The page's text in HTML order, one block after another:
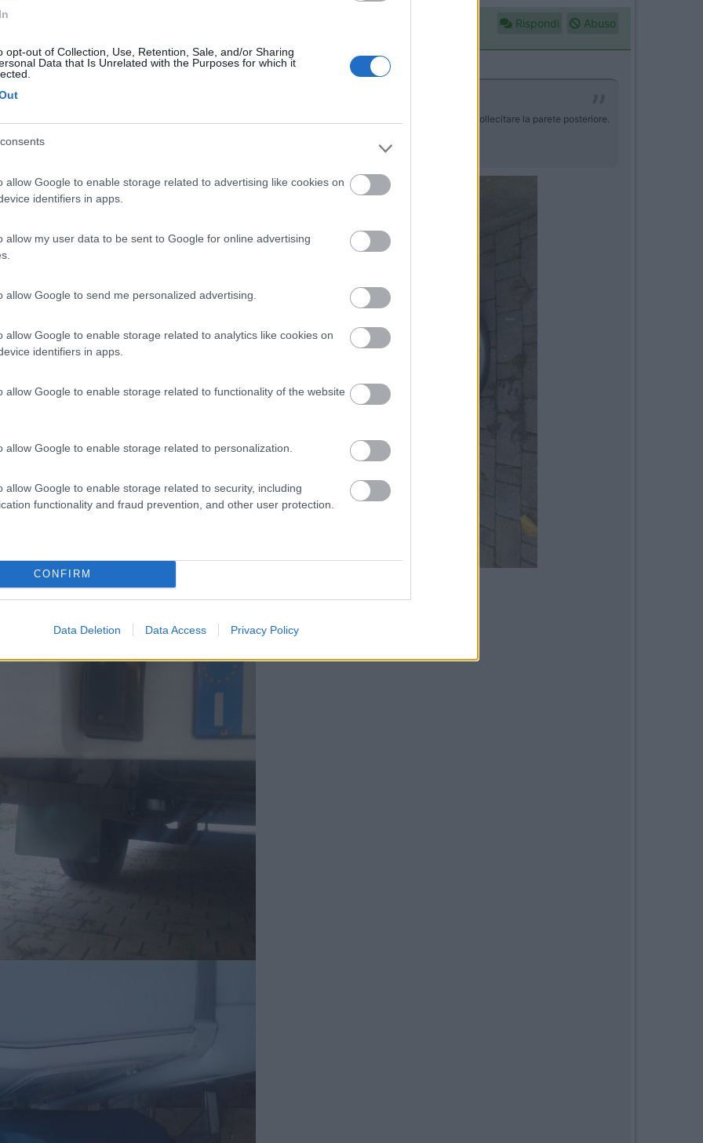
opt-out of Collection, Use, Retention, Sale, and/or Sharing
Data that Is Unrelated with the Purposes for which it
allow Google to enable storage related to advertising like cookies on
identifiers in apps.
allow my user data to be sent to Google for online advertising
allow Google to send me personalized advertising.
allow Google to enable storage related to analytics like cookies on
identifiers in apps.
allow Google to enable storage related to functionality of the website
allow Google to enable storage related to personalization.
allow Google to enable storage related to security, including
functionality and fraud prevention, and other user protection.
CONFIRM
Data Deletion Data Access Privacy Policy
Rispondi Abuso
Sto pensando ad una soluzione solida ed affidabile per trasportare esternamente le bici evitando di sollecitare la parete posteriore.